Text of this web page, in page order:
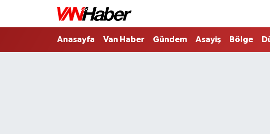
Anasayfa Van Haber Gündem Asayiş Bölge
Nöbetçi Eczaneler